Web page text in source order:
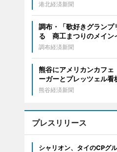
港北経済新聞
調布・「歌好きグランプ
る 商工まつりのメイン
調布経済新聞
熊谷にアメリカンカフ
ーガーとプレッツェル看
熊谷経済新聞
プレスリリース
シャリオン、タイのCPグ